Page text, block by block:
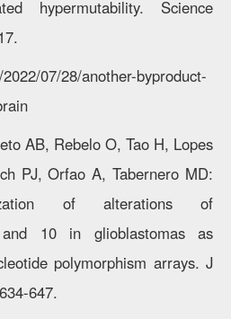
hypermutability. Science
07/28/another-byproduct-
AB, Rebelo O, Tao H, Lopes
PJ, Orfao A, Tabernero MD:
of alterations of
10 in glioblastomas as
polymorphism arrays. J
647.